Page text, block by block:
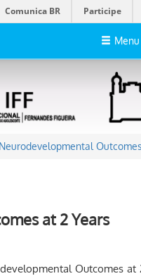
Comunica BR Participe
at 2 Years
Outcomes at